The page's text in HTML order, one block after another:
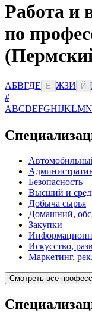
Работа и
по
АБВГДЕ Ё ЖЗИ Й
#
ABCDEFGHIJKLMN
Безопасность
Высший и
Добыча сырья
Домашний,
Закупки
Искусство,
Маркетинг,
Смотреть все